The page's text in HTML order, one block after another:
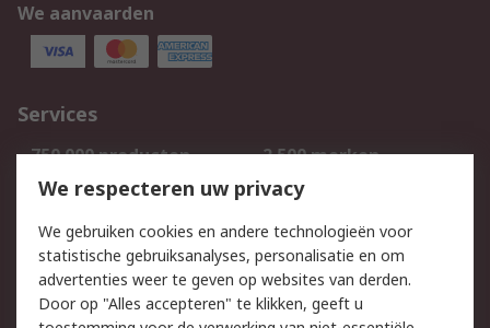
We aanvaarden
Services
750.000 producten
2.500 merken
Bestellen
Inkoopoplossingen
Track & Trace
Wettelijk
We respecteren uw privacy
We gebruiken cookies en andere technologieën voor
statistische gebruiksanalyses, personalisatie en om
advertenties weer te geven op websites van derden.
Door op "Alles accepteren" te klikken, geeft u